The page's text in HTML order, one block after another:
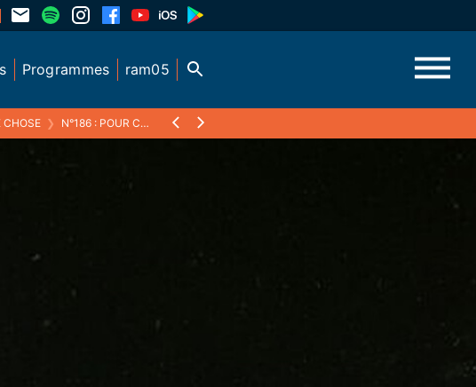
Programmes ram05
CHOSE ❯ N°186 : POUR COMMENCER 2/4